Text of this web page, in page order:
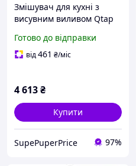
Змішувач для кухні з
висувним виливом Qtap
латунь Кухонний
змішувач гнучкий гусак
Готово до відправки
від461 ₴/міс
4 613₴
Купити
SupePuperPrice 97%